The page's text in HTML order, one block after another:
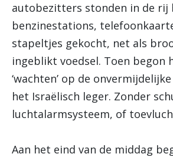
autobezitters stonden in de rij
benzinestations,
stapeltjes gekocht, net als
ingeblikt voedsel. Toen begon
‘wachten’ op de
het Israëlisch leger. Zonder
luchtalarmsysteem, of
Aan het eind van de middag